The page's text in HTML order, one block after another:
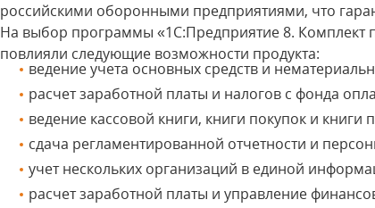
российскими оборонными предприятиями, что
На выбор программы «1С:Предприятие 8. Комплект
повлияли следующие возможности продукта:
ведение учета основных средств и
расчет заработной платы и налогов с фонда
ведение кассовой книги, книги покупок и книги
сдача регламентированной отчетности и
учет нескольких организаций в единой
расчет заработной платы и управление